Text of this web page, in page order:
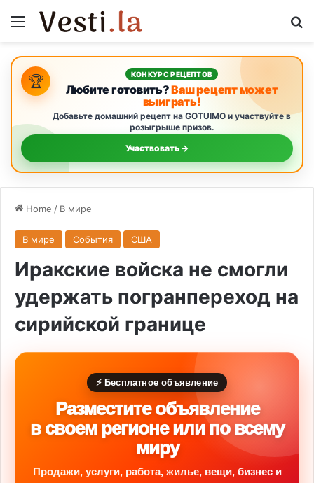
Menu
🏆 КОНКУРС РЕЦЕПТОВ
Любите готовить?Ваш рецепт может
выиграть!
Добавьте домашний рецепт на GOTUIMO и участвуйте в
розыгрыше призов.
Участвовать →
Home / В мире
В мире События США
Иракские войска не смогли
удержать погранпереход на
сирийской границе
⚡ Бесплатное объявление
Разместите объявление
в своем регионе или по всему
миру
Продажи, услуги, работа, жилье, вещи, бизнес и